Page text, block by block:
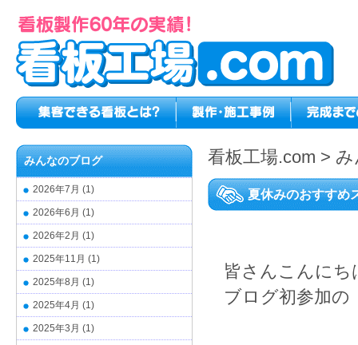
看板工場.com >
夏休みのおすすめ
皆さんこんにち
ブログ初参加
みんなのブログ
2026年7月 (1)
2026年6月 (1)
2026年2月 (1)
2025年11月 (1)
2025年8月 (1)
2025年4月 (1)
2025年3月 (1)